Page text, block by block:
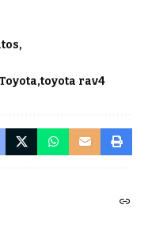
Toyota toyota rav4